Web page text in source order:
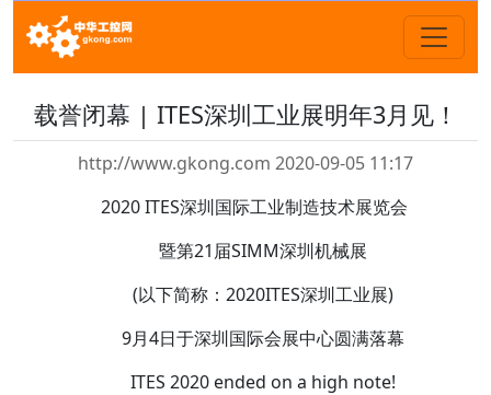
载誉闭幕 | ITES深圳工业展明年3月见！
http://www.gkong.com 2020-09-05 11:17
2020 ITES深圳国际工业制造技术展览会
暨第21届SIMM深圳机械展
(以下简称：2020ITES深圳工业展)
9月4日于深圳国际会展中心圆满落幕
ITES 2020 ended on a high note!